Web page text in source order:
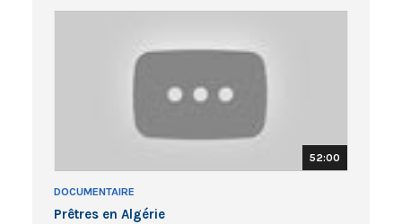
52:00
DOCUMENTAIRE
Prêtres en Algérie